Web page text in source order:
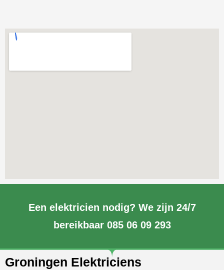
Een elektricien nodig? We zijn 24/7
bereikbaar 085 06 09 293
Groningen Elektriciens